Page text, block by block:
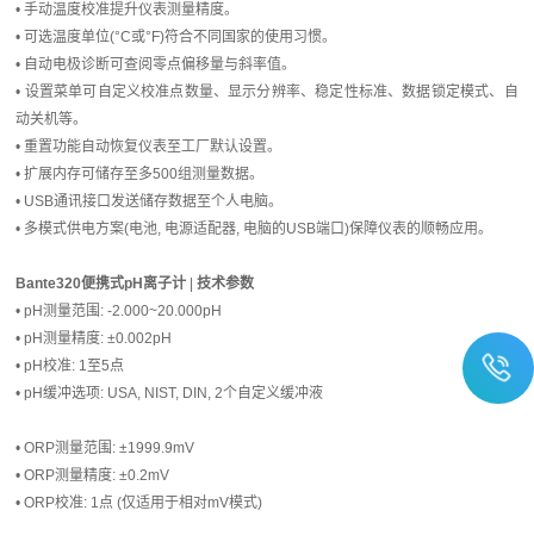
• 手动温度校准提升仪表测量精度。
• 可选温度单位(°C或°F)符合不同国家的使用习惯。
• 自动电极诊断可查阅零点偏移量与斜率值。
• 设置菜单可自定义校准点数量、显示分辨率、稳定性标准、数据锁定模式、自
动关机等。
• 重置功能自动恢复仪表至工厂默认设置。
• 扩展内存可储存至多500组测量数据。
• USB通讯接口发送储存数据至个人电脑。
• 多模式供电方案(电池, 电源适配器, 电脑的USB端口)保障仪表的顺畅应用。
Bante320便携式pH离子计 |技术参数
• pH测量范围: -2.000~20.000pH
• pH测量精度: ±0.002pH
• pH校准: 1至5点
• pH缓冲选项: USA, NIST, DIN, 2个自定义缓冲液
• ORP测量范围: ±1999.9mV
• ORP测量精度: ±0.2mV
• ORP校准: 1点 (仅适用于相对mV模式)